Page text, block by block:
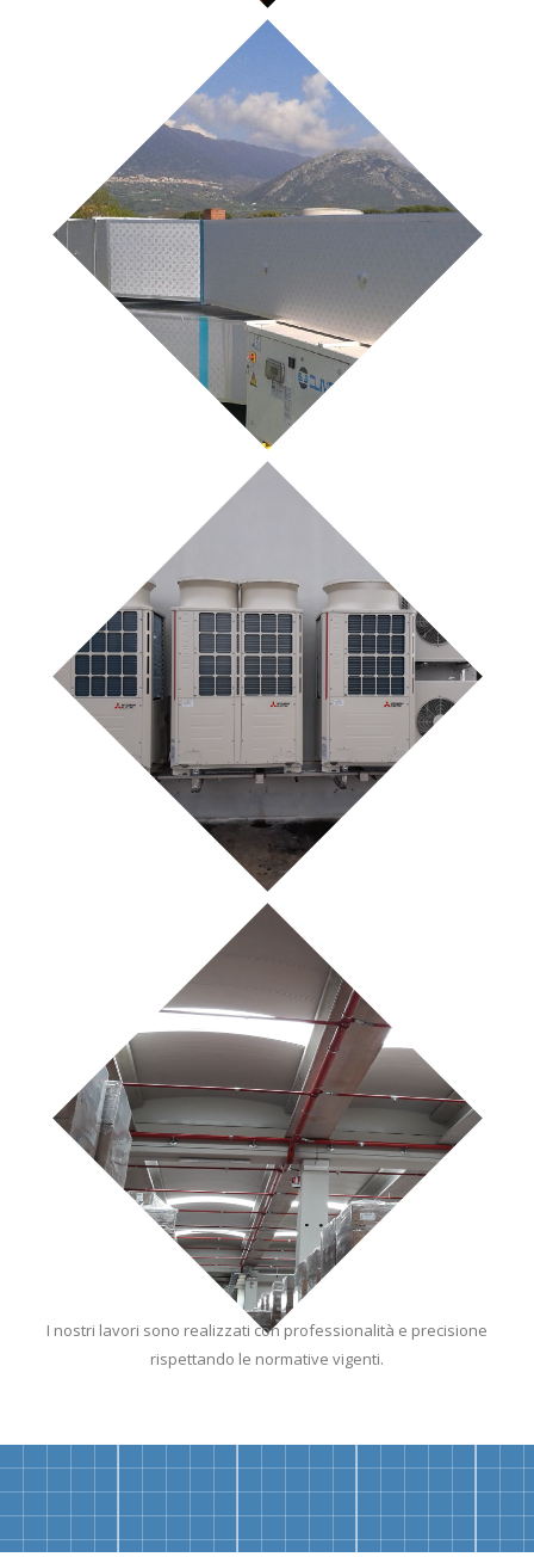
I nostri lavori sono realizzati con professionalità e precisione
rispettando le normative vigenti.